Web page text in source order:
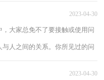
2023-04-30
大家总免不了要接触或使用问
人之间的关系。你所见过的问
2023-04-30